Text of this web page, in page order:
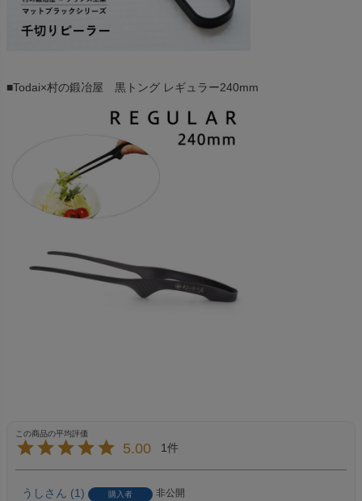
■Todai×村の鍛冶屋 黒トング レギュラー240mm
5.00 1
うし 1 購入者
非公開